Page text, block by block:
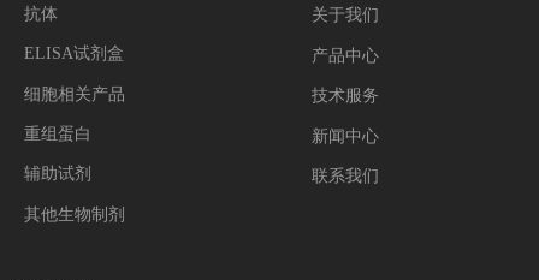
抗体
ELISA试剂盒
细胞相关产品
重组蛋白
辅助试剂
其他生物制剂
关于我们
产品中心
技术服务
新闻中心
联系我们